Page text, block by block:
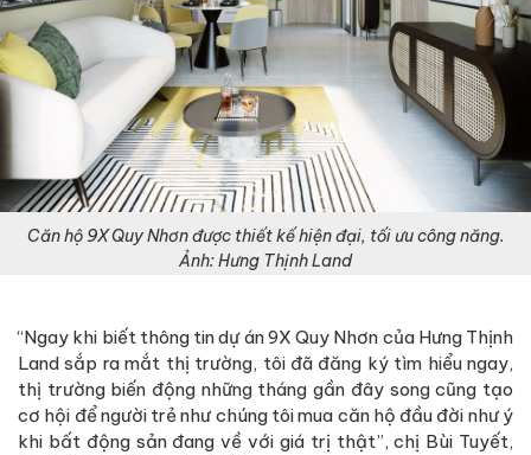
Căn hộ 9X Quy Nhơn được thiết kế hiện đại, tối ưu công năng.
Ảnh: Hưng Thịnh Land
“Ngay khi biết thông tin dự án 9X Quy Nhơn của Hưng Thịnh
Land sắp ra mắt thị trường, tôi đã đăng ký tìm hiểu ngay,
thị trường biến động những tháng gần đây song cũng tạo
cơ hội để người trẻ như chúng tôi mua căn hộ đầu đời như ý
khi bất động sản đang về với giá trị thật”, chị Bùi Tuyết,